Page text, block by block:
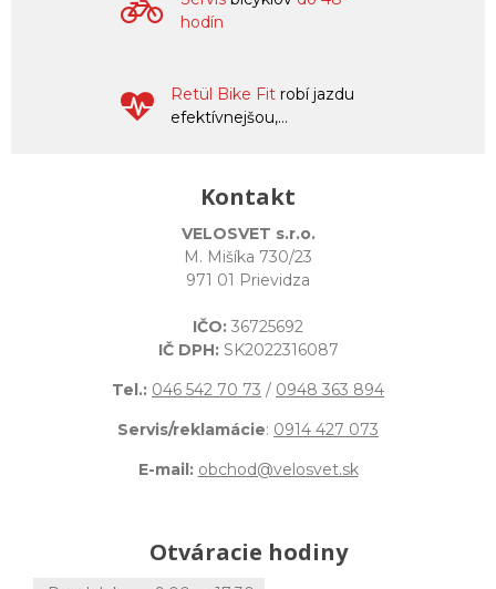
hodín
Retül Bike Fit robí jazdu
efektívnejšou,...
Kontakt
VELOSVET s.r.o.
M. Mišíka 730/23
971 01 Prievidza
IČO: 36725692
IČ DPH: SK2022316087
Tel.: 046 542 70 73 / 0948 363 894
Servis/reklamácie: 0914 427 073
E-mail: obchod@velosvet.sk
Otváracie hodiny